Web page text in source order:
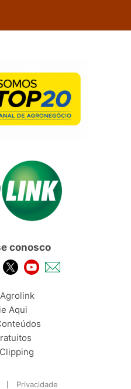
conosco
Aqui
Privacidade